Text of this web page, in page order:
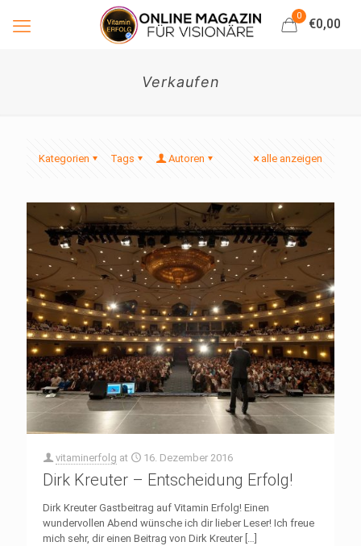
0
€0,00
Verkaufen
Kategorien Tags Autoren alle anzeigen
vitaminerfolg at 16. Dezember 2016
Dirk Kreuter – Entscheidung Erfolg!
Dirk Kreuter Gastbeitrag auf Vitamin Erfolg! Einen
wundervollen Abend wünsche ich dir lieber Leser! Ich freue
mich sehr, dir einen Beitrag von Dirk Kreuter […]